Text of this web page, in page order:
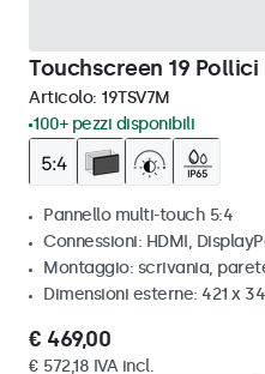
Touchscreen 19
Articolo: 19TSV7M
100+ pezzi disponibili
Pannello multi-touch 5:4
Connessioni: HDMI,
Montaggio: scrivania,
Dimensioni esterne: 421 x
€ 469,00
€ 572,18 IVA incl.